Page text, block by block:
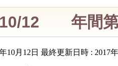
12 年間第
10月12日 最終更新日時 : 2017